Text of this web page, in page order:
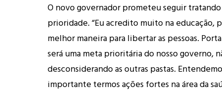
O novo governador prometeu seguir
prioridade. “Eu acredito muito na educação,
melhor maneira para libertar as pessoas.
será uma meta prioritária do nosso governo,
desconsiderando as outras pastas.
importante termos ações fortes na área da